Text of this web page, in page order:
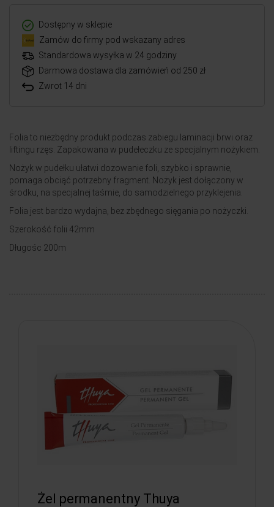
Dostępny w sklepie
Zamów do firmy pod wskazany adres
Standardowa wysyłka w 24 godziny
Darmowa dostawa dla zamówień od 250 zł
Zwrot 14 dni
Folia to niezbędny produkt podczas zabiegu laminacji brwi oraz
liftingu rzęs. Zapakowana w pudełeczku ze specjalnym nożykiem.
Nożyk w pudełku ułatwi dozowanie foli, szybko i sprawnie,
pomaga obciąć potrzebny fragment. Nożyk jest dołączony w
środku, na specjalnej taśmie, do samodzielnego przyklejenia.
Folia jest bardzo wydajna, bez zbędnego sięgania po nożyczki.
Szerokość folii 42mm
Długośc 200m
Żel permanentny Thuya